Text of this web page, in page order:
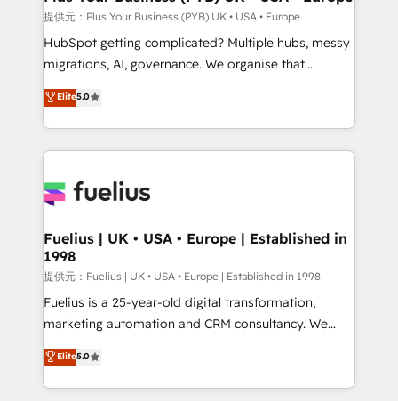
enterprise and growth-led companies across
technology, professional services, financial services
and industrial sectors. Offices in Johannesburg, Cape
implementations delivered. AI visibility coverage
across ChatGPT, Claude, Perplexity, Gemini and
Innovation HubSpot Impact Award - Platform
Migration Excellence HubSpot Impact Award -
professionals.
提供元：Plus Your Business (PYB) UK • USA • Europe
HubSpot getting complicated? Multiple hubs, messy
migrations, AI, governance. We organise that
complexity, so your team can put HubSpot to work...
Welcome to our Profile! We help with: • CRM
implementation, reports, workflows, and team
training • CRM migration from Salesforce, Pipedrive,
custom API integrations with ERP (and other
operations A little about us: • Boutique 'Elite' team of
12 • 150+ clients across Sales Hub, Marketing Hub,
Service Hub, Data Hub and CMS • ISO/IEC
27001:2022, ISO 9001:2015, and ISO 42001:2023
certified - the AI management standard • GuardHub:
Ready for the next step? Click the 👈 '𝗖𝗼𝗻𝘁𝗮𝗰𝘁
𝗯𝘂𝘀𝗶𝗻𝗲𝘀𝘀' button to get in touch (𝘸𝘦'𝘳𝘦 𝘴𝘶𝘱𝘦𝘳
Elite5.0
Fuelius | UK • USA • Europe | Established in
1998
提供元：Fuelius | UK • USA • Europe | Established in 1998
Fuelius is a 25-year-old digital transformation,
marketing automation and CRM consultancy. We
enable mid-market and enterprise clients to
maximise their return from digital and fuel their
growth. We modernise platforms, streamline
Elite5.0